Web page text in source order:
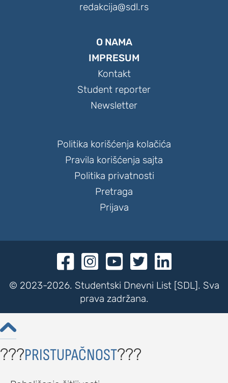
redakcija@sdl.rs
O NAMA
IMPRESUM
Kontakt
Student reporter
Newsletter
Politika korišćenja kolačića
Pravila korišćenja sajta
Politika privatnosti
Pretraga
Prijava
    
© 2023-2026. Studentski Dnevni List [SDL]. Sva
prava zadržana.

???PRISTUPAČNOST???